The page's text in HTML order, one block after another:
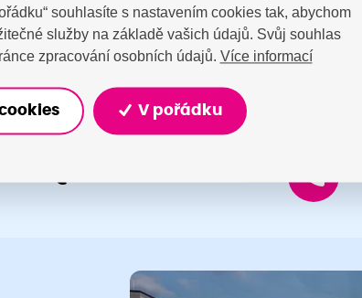
souhlasíte s nastavením cookies tak, abychom
služby na základě vašich údajů. Svůj souhlas
zpracování osobních údajů. Více informací
V pořádku